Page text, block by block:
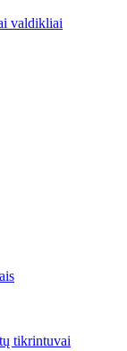
valdikliai
tikrintuvai